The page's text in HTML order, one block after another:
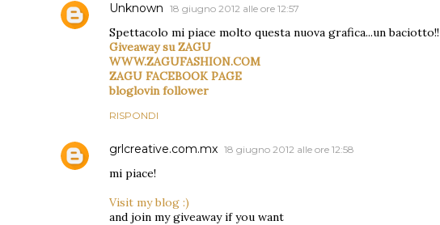
Unknown 18 giugno 2012 alle ore 12:57
Spettacolo mi piace molto questa nuova grafica...un baciotto!!
Giveaway su ZAGU
WWW.ZAGUFASHION.COM
ZAGU FACEBOOK PAGE
bloglovin follower
RISPONDI
grlcreative.com.mx 18 giugno 2012 alle ore 12:58
mi piace!
Visit my blog :)
and join my giveaway if you want